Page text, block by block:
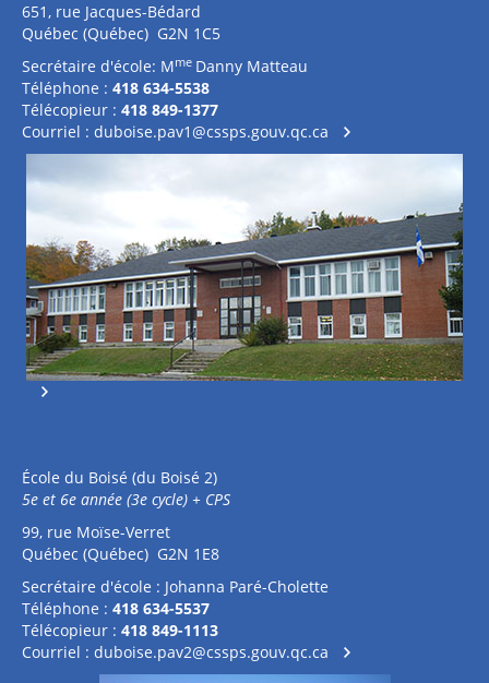
651, rue Jacques-Bédard
Québec (Québec) G2N 1C5
Secrétaire d'école: Mme Danny Matteau
Téléphone : 418 634-5538
Télécopieur : 418 849-1377
Courriel : duboise.pav1@cssps.gouv.qc.ca
École du Boisé (du Boisé 2)
5e et 6e année (3e cycle) + CPS
99, rue Moïse-Verret
Québec (Québec) G2N 1E8
Secrétaire d'école : Johanna Paré-Cholette
Téléphone : 418 634-5537
Télécopieur : 418 849-1113
Courriel : duboise.pav2@cssps.gouv.qc.ca